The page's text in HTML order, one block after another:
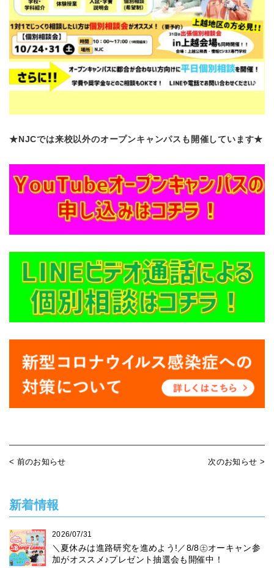
★NJCでは来校以外のオープンキャンパスも開催しています★
< 前のお知らせ 次のお知らせ >
新着情報
2026/07/31
＼夏休みは進路研究を進めよう!／8/8㊏オーキャン参
加がオススメ♪プレゼント抽選会も開催中！